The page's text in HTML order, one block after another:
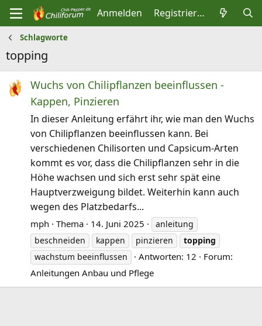
Anmelden Registrieren
Schlagworte
topping
Wuchs von Chilipflanzen beeinflussen -
Kappen, Pinzieren
In dieser Anleitung erfährt ihr, wie man den Wuchs
von Chilipflanzen beeinflussen kann. Bei
verschiedenen Chilisorten und Capsicum-Arten
kommt es vor, dass die Chilipflanzen sehr in die
Höhe wachsen und sich erst sehr spät eine
Hauptverzweigung bildet. Weiterhin kann auch
wegen des Platzbedarfs...
mph Thema 14. Juni 2025
anleitung
beschneiden
kappen pinzieren
topping
wachstum beeinflussen
Antworten: 12
Forum:
Anleitungen Anbau und Pflege